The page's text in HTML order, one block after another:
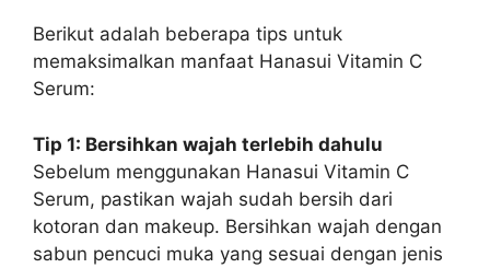
Berikut adalah beberapa tips untuk
memaksimalkan manfaat Hanasui Vitamin C
Serum:
Tip 1: Bersihkan wajah terlebih dahulu
Sebelum menggunakan Hanasui Vitamin C
Serum, pastikan wajah sudah bersih dari
kotoran dan makeup. Bersihkan wajah dengan
sabun pencuci muka yang sesuai dengan jenis